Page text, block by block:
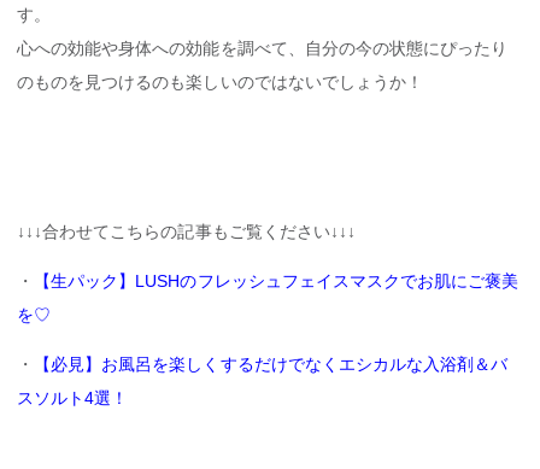
す。
心への効能や身体への効能を調べて、自分の今の状態にぴったり
のものを見つけるのも楽しいのではないでしょうか！
↓↓↓合わせてこちらの記事もご覧ください↓↓↓
・
【生パック】LUSHのフレッシュフェイスマスクでお肌にご褒美
を♡
・
【必見】お風呂を楽しくするだけでなくエシカルな入浴剤＆バ
スソルト4選！